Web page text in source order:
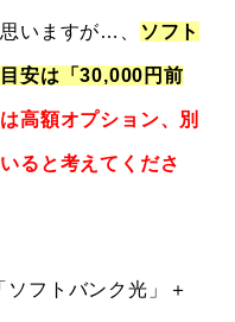
いますが…、 ソフト
安は「30,000円前
高額オプション、別
ると考えてくださ
フトバンク光」＋